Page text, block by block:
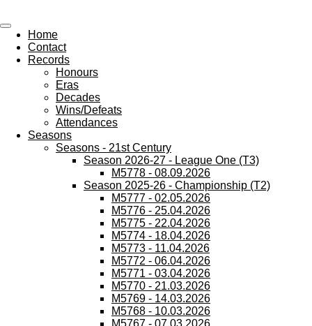
to
main
content
Home
Contact
Records
Honours
Eras
Decades
Wins/Defeats
Attendances
Seasons
Seasons - 21st Century
Season 2026-27 - League One (T3)
M5778 - 08.09.2026
Season 2025-26 - Championship (T2)
M5777 - 02.05.2026
M5776 - 25.04.2026
M5775 - 22.04.2026
M5774 - 18.04.2026
M5773 - 11.04.2026
M5772 - 06.04.2026
M5771 - 03.04.2026
M5770 - 21.03.2026
M5769 - 14.03.2026
M5768 - 10.03.2026
M5767 - 07.03.2026